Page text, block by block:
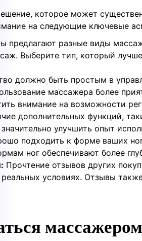
которое может
на следующие ключевые
предлагают разные виды
Выберите тип, который
должно быть простым в
массажера более
внимание на возможности
дополнительных функций,
улучшить опыт
подходить к форме ваших
ног обеспечивают более
Прочтение отзывов других
условиях. Отзывы